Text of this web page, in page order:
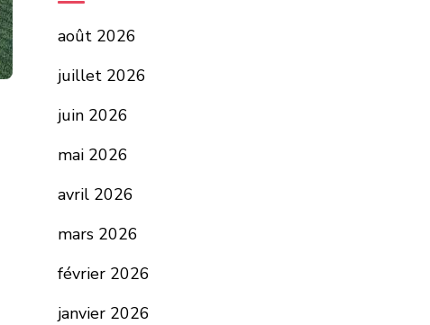
août 2026
juillet 2026
juin 2026
mai 2026
avril 2026
mars 2026
février 2026
janvier 2026